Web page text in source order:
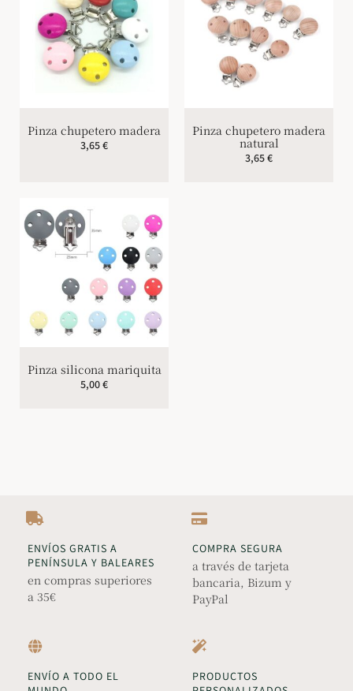
Pinza chupetero madera
3,65€
Pinza chupetero madera
natural
3,65€
Pinza silicona mariquita
5,00€
ENVÍOS GRATIS A
PENÍNSULA Y BALEARES
en compras superiores
a 35€
COMPRA SEGURA
a través de tarjeta
bancaria, Bizum y
PayPal
ENVÍO A TODO EL
PRODUCTOS